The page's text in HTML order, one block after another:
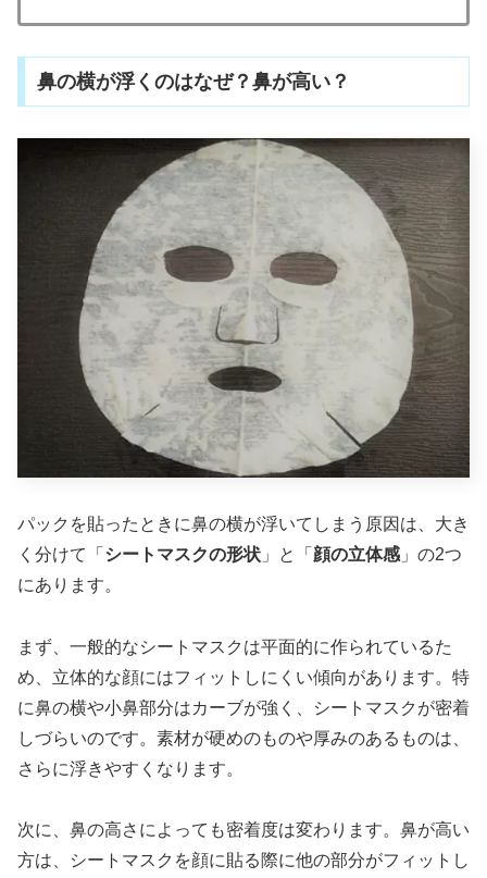
鼻の横が浮くのはなぜ？鼻が高い？
パックを貼ったときに鼻の横が浮いてしまう原因は、大き
く分けて「 シートマスクの形状 」と「 顔の立体感 」の2つ
にあります。
まず、一般的なシートマスクは平面的に作られているた
め、立体的な顔にはフィットしにくい傾向があります。特
に鼻の横や小鼻部分はカーブが強く、シートマスクが密着
しづらいのです。素材が硬めのものや厚みのあるものは、
さらに浮きやすくなります。
次に、鼻の高さによっても密着度は変わります。鼻が高い
方は、シートマスクを顔に貼る際に他の部分がフィットし